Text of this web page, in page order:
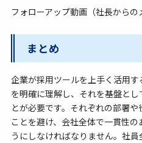
フォローアップ動画（社長からの
まとめ
企業が採用ツールを上手く活用
を明確に理解し、それを基盤と
とが必要です。それぞれの部署
ことを避け、会社全体で一貫性
うにしなければなりません。社員